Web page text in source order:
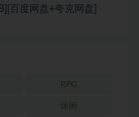
百度网盘+夸克网盘]
RPG
休闲